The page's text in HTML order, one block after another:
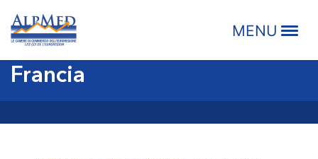
to
primary
navigation
to
main
content
to
primary
sidebar
to
footer
CCI ALPMED
MENU
una rapida soluzione alla
crisi istituzionale tra Italia e
Francia